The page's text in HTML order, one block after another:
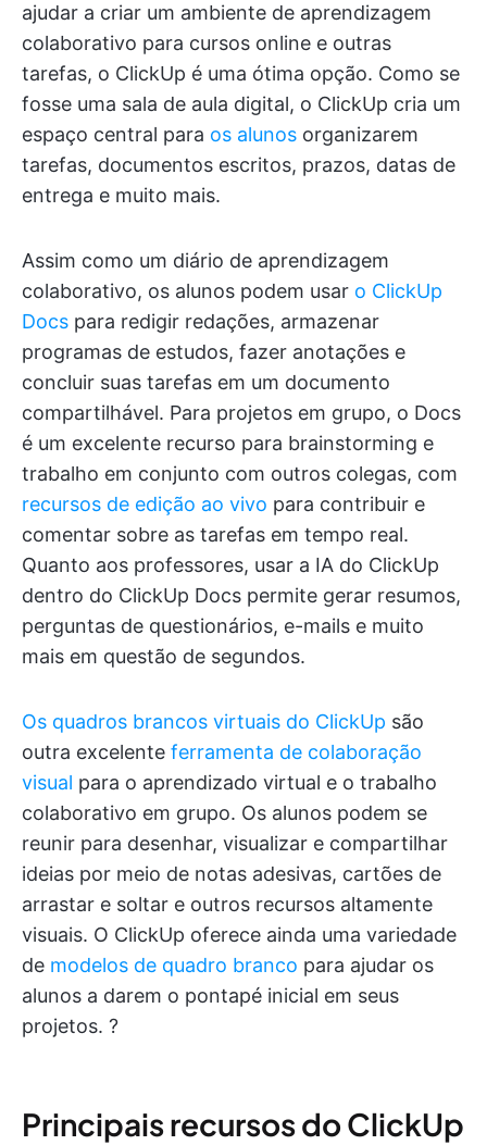
ajudar a criar um ambiente de aprendizagem
colaborativo para cursos online e outras
tarefas, o ClickUp é uma ótima opção. Como se
fosse uma sala de aula digital, o ClickUp cria um
espaço central para os alunos organizarem
tarefas, documentos escritos, prazos, datas de
entrega e muito mais.
Assim como um diário de aprendizagem
colaborativo, os alunos podem usar o ClickUp
Docs para redigir redações, armazenar
programas de estudos, fazer anotações e
concluir suas tarefas em um documento
compartilhável. Para projetos em grupo, o Docs
é um excelente recurso para brainstorming e
trabalho em conjunto com outros colegas, com
recursos de edição ao vivo para contribuir e
comentar sobre as tarefas em tempo real.
Quanto aos professores, usar a IA do ClickUp
dentro do ClickUp Docs permite gerar resumos,
perguntas de questionários, e-mails e muito
mais em questão de segundos.
Os quadros brancos virtuais do ClickUp são
outra excelente ferramenta de colaboração
visual para o aprendizado virtual e o trabalho
colaborativo em grupo. Os alunos podem se
reunir para desenhar, visualizar e compartilhar
ideias por meio de notas adesivas, cartões de
arrastar e soltar e outros recursos altamente
visuais. O ClickUp oferece ainda uma variedade
de modelos de quadro branco para ajudar os
alunos a darem o pontapé inicial em seus
projetos. ?
Principais recursos do ClickUp